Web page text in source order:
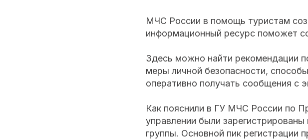
МЧС России в помощь туристам
информационный ресурс поможет
Здесь можно найти рекомендации
меры личной безопасности,
оперативно получать сообщения с
Как пояснили в ГУ МЧС России по
управлении были
группы. Основной пик регистрации